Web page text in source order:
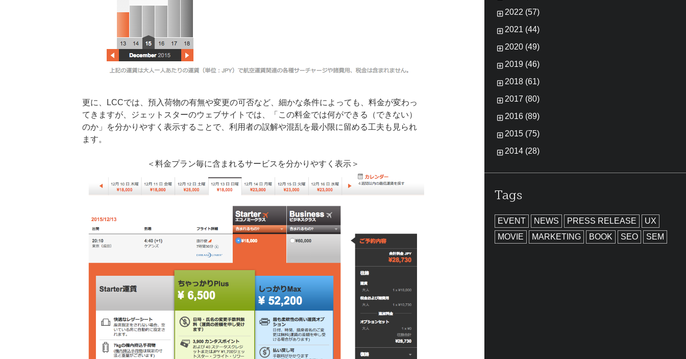
更に、LCCでは、預入荷物の有無や変更の可否など、細かな条件によっても、料金が変わっ
てきますが、ジェットスターのウェブサイトでは、「この料金では何ができる（できない）
のか」を分かりやすく表示することで、利用者の誤解や混乱を最小限に留める工夫も見られ
ます。
＜料金プラン毎に含まれるサービスを分かりやすく表示＞
2022 (57)
2021 (44)
2020 (49)
2019 (46)
2018 (61)
2017 (80)
2016 (89)
2015 (75)
2014 (28)
Tags
EVENT NEWS PRESS RELEASE
UX
MOVIE
MARKETING BOOK SEO SEM